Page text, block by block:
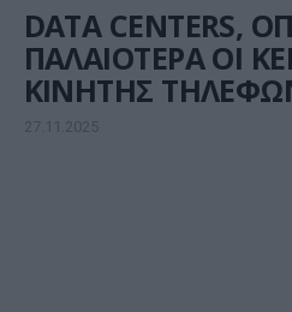
DATA CENTERS,
ΠΑΛΑΙΟΤΕΡΑ ΟΙ
ΚΙΝΗΤΗΣ
27.11.2025